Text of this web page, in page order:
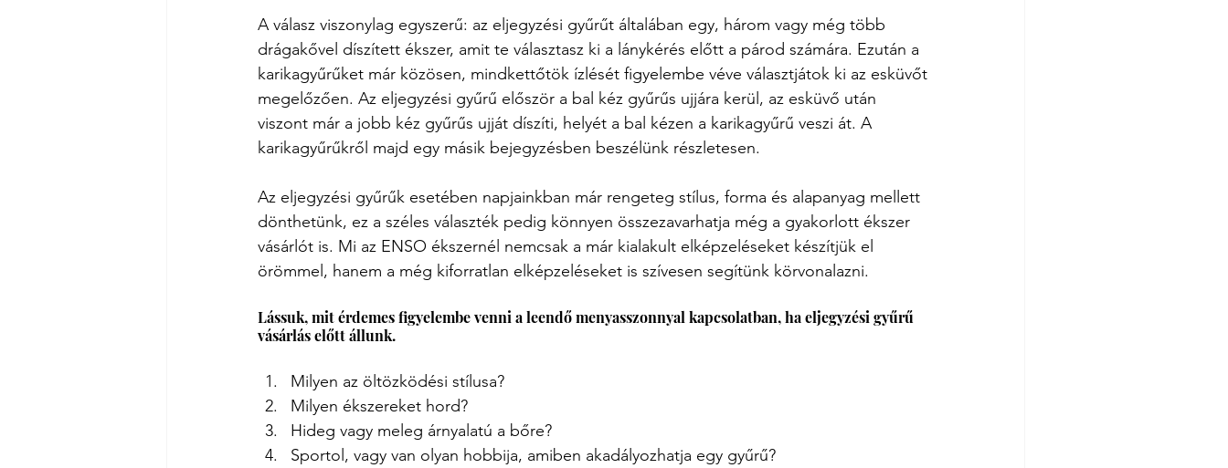
A válasz viszonylag egyszerű: az eljegyzési gyűrűt általában egy, három vagy még több
drágakővel díszített ékszer, amit te választasz ki a lánykérés előtt a párod számára. Ezután a
karikagyűrűket már közösen, mindkettőtök ízlését figyelembe véve választjátok ki az esküvőt
megelőzően. Az eljegyzési gyűrű először a bal kéz gyűrűs ujjára kerül, az esküvő után
viszont már a jobb kéz gyűrűs ujját díszíti, helyét a bal kézen a karikagyűrű veszi át. A
karikagyűrűkről majd egy másik bejegyzésben beszélünk részletesen.
Az eljegyzési gyűrűk esetében napjainkban már rengeteg stílus, forma és alapanyag mellett
dönthetünk, ez a széles választék pedig könnyen összezavarhatja még a gyakorlott ékszer
vásárlót is. Mi az ENSO ékszernél nemcsak a már kialakult elképzeléseket készítjük el
örömmel, hanem a még kiforratlan elképzeléseket is szívesen segítünk körvonalazni.
Lássuk, mit érdemes figyelembe venni a leendő menyasszonnyal kapcsolatban, ha eljegyzési gyűrű
vásárlás előtt állunk.
Milyen az öltözködési stílusa?
Milyen ékszereket hord?
Hideg vagy meleg árnyalatú a bőre?
Sportol, vagy van olyan hobbija, amiben akadályozhatja egy gyűrű?